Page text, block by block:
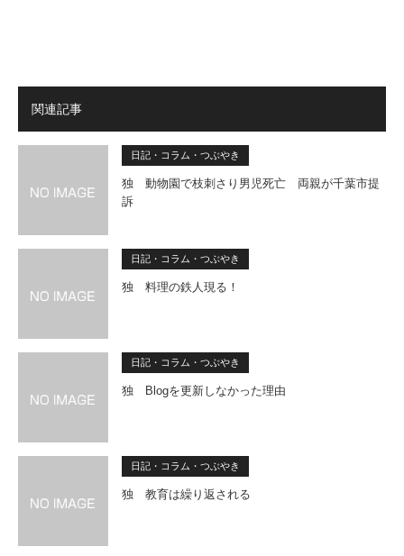
関連記事
日記・コラム・つぶやき
独 動物園で枝刺さり男児死亡 両親が千葉市提
訴
日記・コラム・つぶやき
独 料理の鉄人現る！
日記・コラム・つぶやき
独 Blogを更新しなかった理由
日記・コラム・つぶやき
独 教育は繰り返される